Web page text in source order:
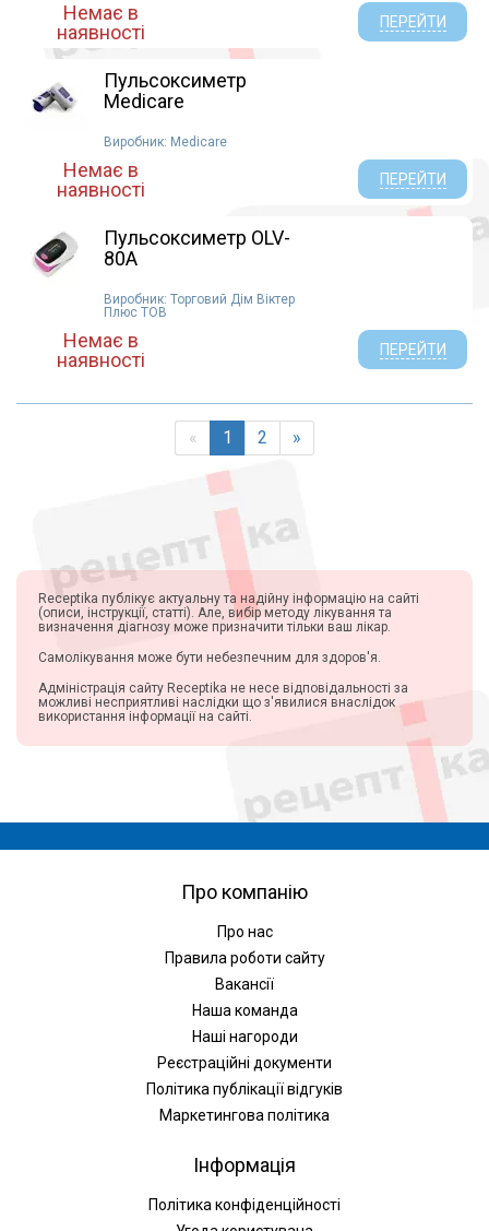
Немає в
наявності
ПЕРЕЙТИ
Пульсоксиметр
Medicare
Виробник: Medicare
Немає в
наявності
ПЕРЕЙТИ
Пульсоксиметр OLV-
80A
Виробник: Торговий Дім Віктер
Плюс ТОВ
Немає в
наявності
ПЕРЕЙТИ
« 1 2 »
Receptika публікує актуальну та надійну інформацію на сайті
(описи, інструкції, статті). Але, вибір методу лікування та
визначення діагнозу може призначити тільки ваш лікар.
Самолікування може бути небезпечним для здоров'я.
Адміністрація сайту Receptika не несе відповідальності за
можливі несприятливі наслідки що з'явилися внаслідок
використання інформації на сайті.
Про компанію
Про нас
Правила роботи сайту
Вакансії
Наша команда
Наші нагороди
Реєстраційні документи
Політика публікації відгуків
Маркетингова політика
Інформація
Політика конфіденційності